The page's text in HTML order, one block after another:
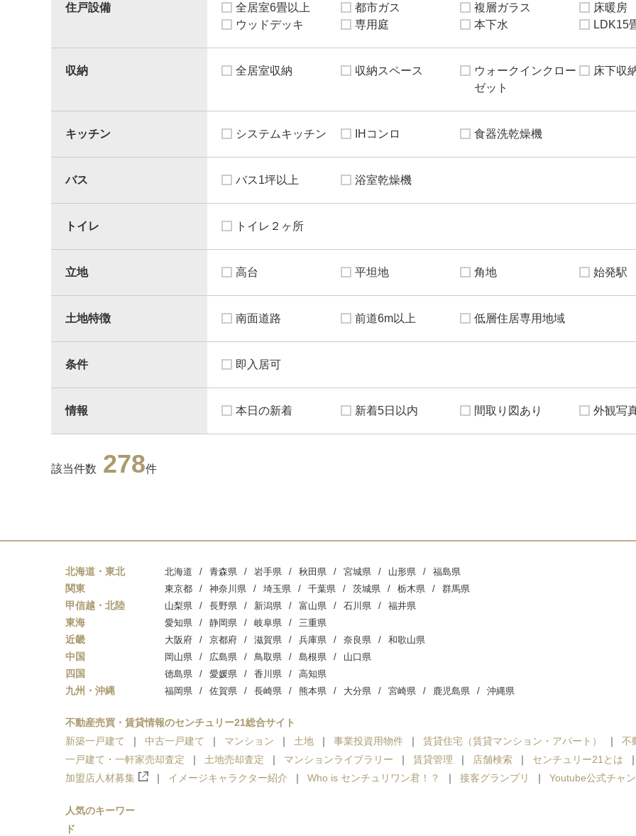
住戸設備 全居室6畳以上 都市ガス 複層ガラス 床暖房
ウッドデッキ
専用庭 本下水 LDK15
収納 全居室収納 収納スペース
ウォークインクロー
ゼット
床下収
キッチン システムキッチン IHコンロ 食器洗乾燥機
バス バス1坪以上 浴室乾燥機
トイレ トイレ２ヶ所
立地 高台 平坦地 角地 始発駅
土地特徴 南面道路 前道6m以上 低層住居専用地域
条件 即入居可
情報 本日の新着 新着5日以内 間取り図あり 外観写
該当件数 278件
北海道・東北 北海道 青森県 岩手県 秋田県 宮城県 山形県 福島県
関東 東京都 神奈川県 埼玉県 千葉県 茨城県 栃木県 群馬県
甲信越・北陸 山梨県 長野県 新潟県 富山県 石川県 福井県
東海 愛知県 静岡県 岐阜県 三重県
近畿 大阪府 京都府 滋賀県 兵庫県 奈良県 和歌山県
中国 岡山県 広島県 鳥取県 島根県 山口県
四国 徳島県 愛媛県 香川県 高知県
九州・沖縄 福岡県 佐賀県 長崎県 熊本県 大分県 宮崎県 鹿児島県 沖縄県
不動産売買・賃貸情報のセンチュリー21総合サイト
新築一戸建て
中古一戸建て マンション 土地 事業投資用物件 賃貸住宅（賃貸マンション・アパート） 不
一戸建て・一軒家売却査定
土地売却査定 マンションライブラリー 賃貸管理 店舗検索 センチュリー21とは
加盟店人材募集
イメージキャラクター紹介 Who is センチュリワン君！？ 接客グランプリ Youtube公式チャ
人気のキーワー
ド